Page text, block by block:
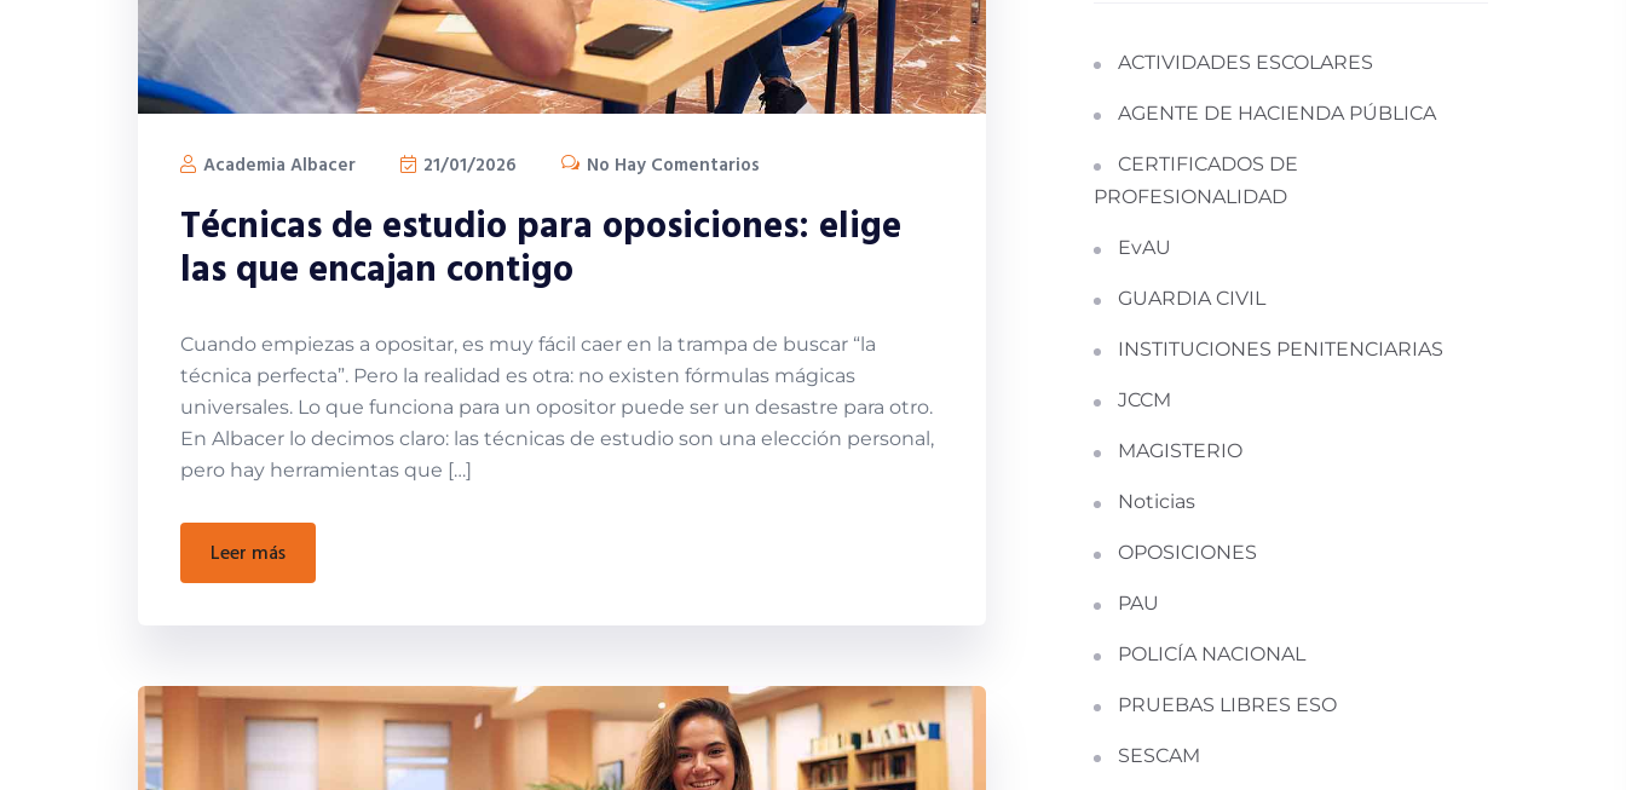
Academia Albacer 21/01/2026 No Hay Comentarios
Técnicas de estudio para oposiciones: elige
las que encajan contigo
Cuando empiezas a opositar, es muy fácil caer en la trampa de buscar “la
técnica perfecta”. Pero la realidad es otra: no existen fórmulas mágicas
universales. Lo que funciona para un opositor puede ser un desastre para otro.
En Albacer lo decimos claro: las técnicas de estudio son una elección personal,
pero hay herramientas que […]
leer más
ACTIVIDADES ESCOLARES
AGENTE DE HACIENDA PÚBLICA
CERTIFICADOS DE
PROFESIONALIDAD
EvAU
GUARDIA CIVIL
INSTITUCIONES PENITENCIARIAS
JCCM
MAGISTERIO
Noticias
OPOSICIONES
PAU
POLICÍA NACIONAL
PRUEBAS LIBRES ESO
SESCAM